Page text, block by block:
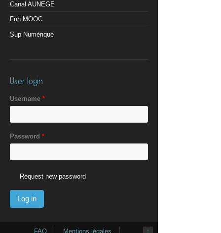
Canal AUNEGE
Fun MOOC
Sup Numérique
User login
Username *
Password *
Request new password
↑
FAQ Mentions légales